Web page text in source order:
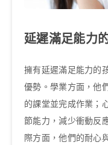
延遲滿足能力
擁有延遲滿足能力的
優勢。學業方面，他
的課堂並完成作業；
節能力，減少衝動反
際方面，他們的耐心